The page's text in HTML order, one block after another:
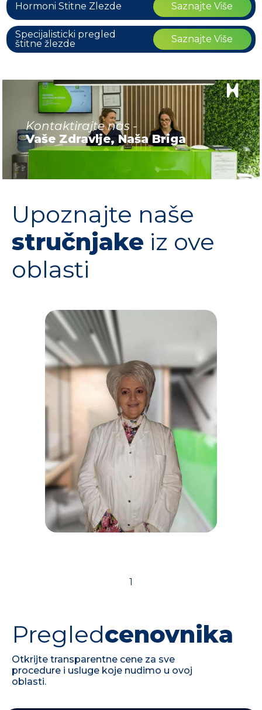
Hormoni Stitne Zlezde Saznajte Više
Specijalisticki pregled
štitne žlezde
Saznajte Više
Kontaktirajte nas -
Vaše Zdravlje, Naša Briga
Upoznajte naše
stručnjake iz ove
oblasti
Specijalista interne
medicine -
Dr Radmila Potić Ristić
1
Pregledcenovnika
Otkrijte transparentne cene za sve
procedure i usluge koje nudimo u ovoj
oblasti.